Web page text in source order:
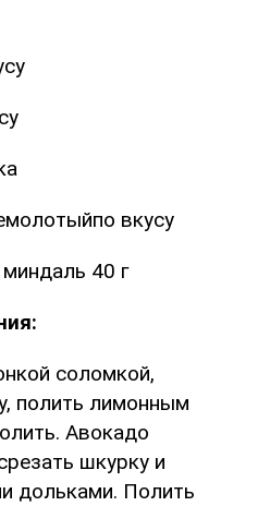
вкусу
40 г
соломкой,
полить лимонным
Авокадо
шкурку и
дольками. Полить